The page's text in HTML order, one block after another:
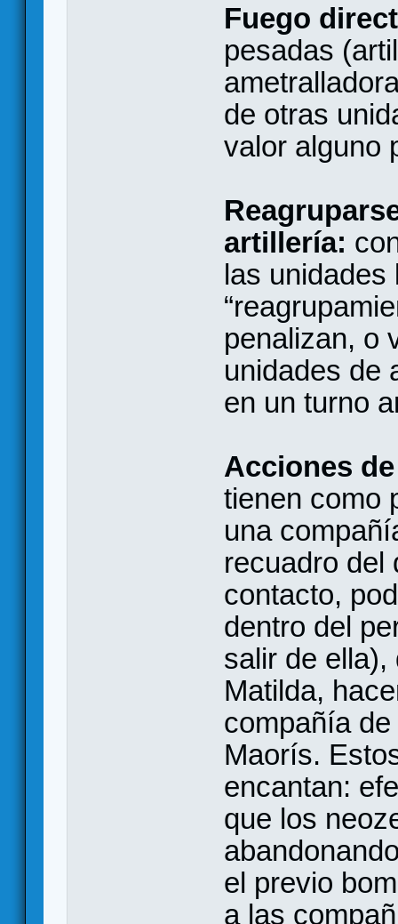
Fuego
pesadas
de otras
valor alguno
artillería:
las unidades
penalizan, o
unidades de
en un turno
Acciones
tienen como
una
recuadro del
contacto,
dentro del
salir de
Matilda,
compañía
Maorís.
encantan:
que los
el previo
a las